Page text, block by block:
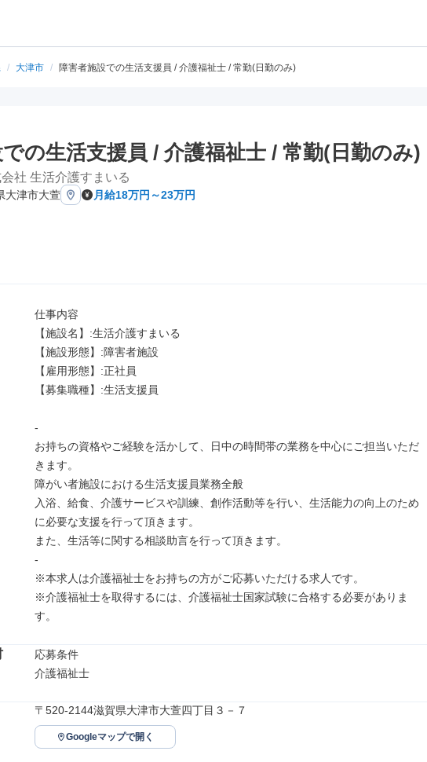
/ 大津市 / 障害者施設での生活支援員 / 介護福祉士 / 常勤(日勤のみ)
の生活支援員 / 介護福祉士 / 常勤(日勤のみ)
社 生活介護すまいる
大津市大萱 月給18万円～23万円
仕事内容
【施設名】:生活介護すまいる
【施設形態】:障害者施設
【雇用形態】:正社員
【募集職種】:生活支援員
-
お持ちの資格やご経験を活かして、日中の時間帯の業務を中心にご担当いただ
きます。
障がい者施設における生活支援員業務全般
入浴、給食、介護サービスや訓練、創作活動等を行い、生活能力の向上のため
に必要な支援を行って頂きます。
また、生活等に関する相談助言を行って頂きます。
-
※本求人は介護福祉士をお持ちの方がご応募いただける求人です。
※介護福祉士を取得するには、介護福祉士国家試験に合格する必要がありま
す。
応募条件
介護福祉士
〒520-2144滋賀県大津市大萱四丁目３－７
Googleマップで開く